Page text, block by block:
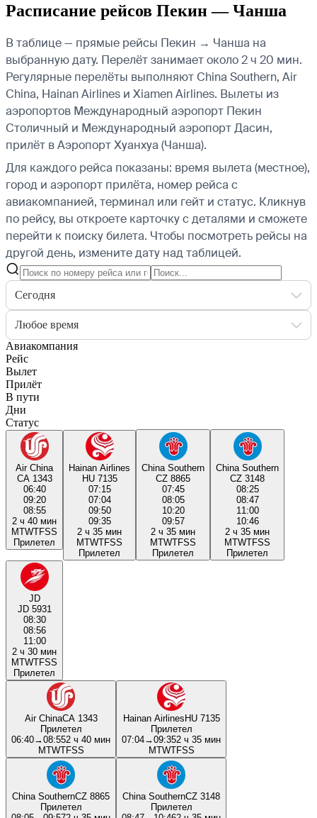
Расписание рейсов Пекин — Чанша
В таблице — прямые рейсы Пекин → Чанша на
выбранную дату. Перелёт занимает около 2 ч 20 мин.
Регулярные перелёты выполняют China Southern, Air
China, Hainan Airlines и Xiamen Airlines. Вылеты из
аэропортов Международный аэропорт Пекин
Столичный и Международный аэропорт Дасин,
прилёт в Аэропорт Хуанхуа (Чанша).
Для каждого рейса показаны: время вылета (местное),
город и аэропорт прилёта, номер рейса с
авиакомпанией, терминал или гейт и статус. Кликнув
по рейсу, вы откроете карточку с деталями и сможете
перейти к поиску билета. Чтобы посмотреть рейсы на
другой день, измените дату над таблицей.
Сегодня
Любое время
Авиакомпания
Рейс
Вылет
Прилёт
В пути
Дни
Статус
Air China
CA 1343
06:40
09:20
08:55
2 ч 40 мин
MTWTFSS
Прилетел
Hainan Airlines
HU 7135
07:15
07:04
09:50
09:35
2 ч 35 мин
MTWTFSS
Прилетел
China Southern
CZ 8865
07:45
08:05
10:20
09:57
2 ч 35 мин
MTWTFSS
Прилетел
China Southern
CZ 3148
08:25
08:47
11:00
10:46
2 ч 35 мин
MTWTFSS
Прилетел
JD
JD 5931
08:30
08:56
11:00
2 ч 30 мин
MTWTFSS
Прилетел
Air ChinaCA 1343
Прилетел
06:40→08:552 ч 40 мин
MTWTFSS
Hainan AirlinesHU 7135
Прилетел
07:04→09:352 ч 35 мин
MTWTFSS
China SouthernCZ 8865
Прилетел
China SouthernCZ 3148
Прилетел